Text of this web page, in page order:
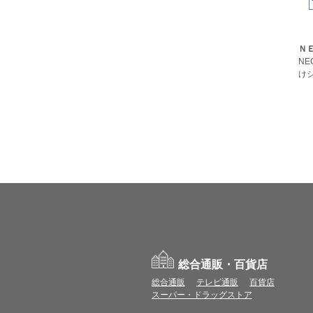
Ｎ
け
総合通販・百貨店
総合通販 テレビ通販
百貨店
スーパー・ドラッグストア